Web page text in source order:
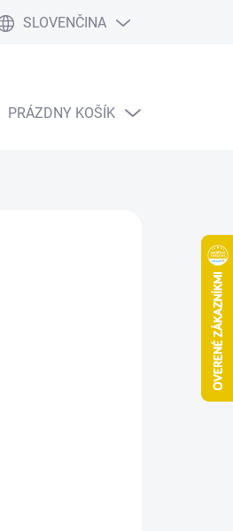
SLOVENČINA
NÁKUPNÝ
PRÁZDNY KOŠÍK